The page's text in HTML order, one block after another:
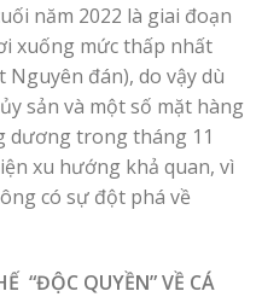
năm 2022 là giai đoạn
xuống mức thấp nhất
đán), do vậy dù
sản và một số mặt hàng
dương trong tháng 11
xu hướng khả quan, vì
có sự đột phá về
“ĐỘC QUYỀN” VỀ CÁ